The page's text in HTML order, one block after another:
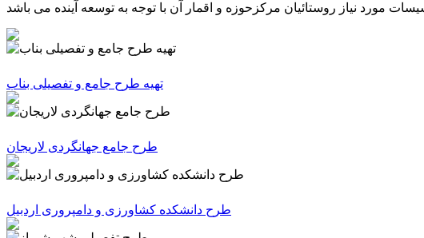
تهیه طرح جامع و تفصیلی بناب
طرح جامع جهانگردی لاریجان
طرح دانشکده کشاورزی و دامپروری اردبیل